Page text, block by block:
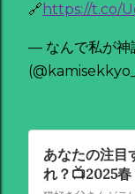
🔗 https://t.co/
— なんで私が神
あなたの注目
れ？📺2025春